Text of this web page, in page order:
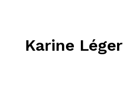
Karine Léger